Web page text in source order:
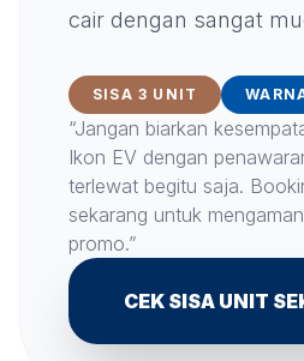
cair dengan sangat
SISA 3 UNIT
“Jangan biarkan
Ikon EV dengan
terlewat begitu saja.
sekarang untuk
promo.”
CEK SISA UNIT